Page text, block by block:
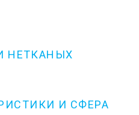
НЕТКАНЫХ
И СФЕРА